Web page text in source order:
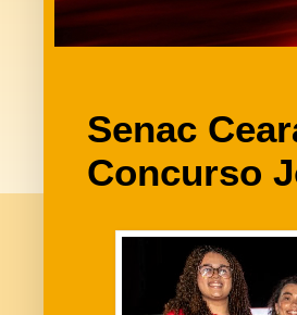
Senac
Concurso